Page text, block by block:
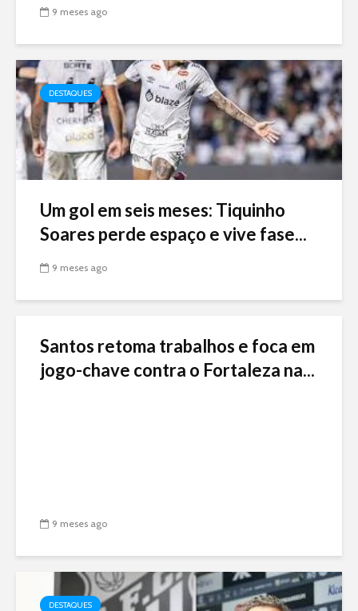
9 meses ago
DESTAQUES
Um gol em seis meses: Tiquinho
Soares perde espaço e vive fase...
9 meses ago
Santos retoma trabalhos e foca em
jogo-chave contra o Fortaleza na...
9 meses ago
DESTAQUES